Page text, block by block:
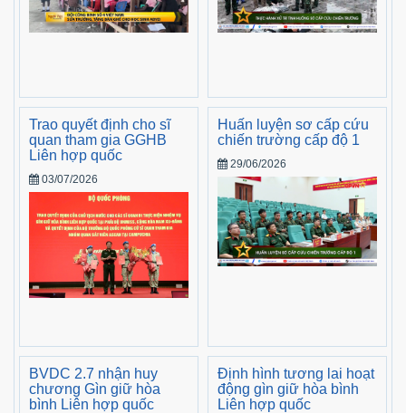
Trao quyết định cho sĩ
quan tham gia GGHB
Liên hợp quốc
03/07/2026
Huấn luyện sơ cấp cứu
chiến trường cấp độ 1
29/06/2026
BVDC 2.7 nhận huy
chương Gìn giữ hòa
bình Liên hợp quốc
Định hình tương lai hoạt
động gìn giữ hòa bình
Liên hợp quốc